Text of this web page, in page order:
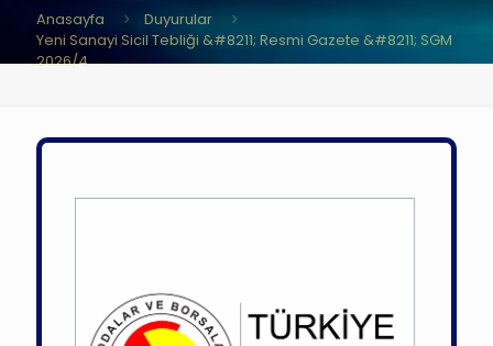
Anasayfa
Duyurular
Yeni Sanayi Sicil Tebliği &#8211; Resmi Gazete &#8211; SGM
2026/4